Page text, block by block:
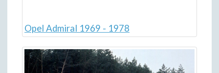
Opel Admiral 1969 - 1978